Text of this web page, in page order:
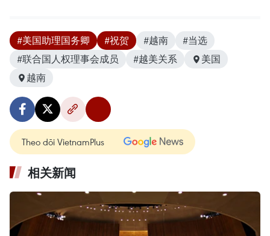
#美国助理国务卿 #祝贺 #越南
#当选
#联合国人权理事会成员
#越美关系
美国
越南
Theo dõi VietnamPlus
相关新闻